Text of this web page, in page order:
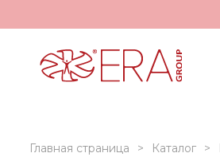
Главная страница Каталог